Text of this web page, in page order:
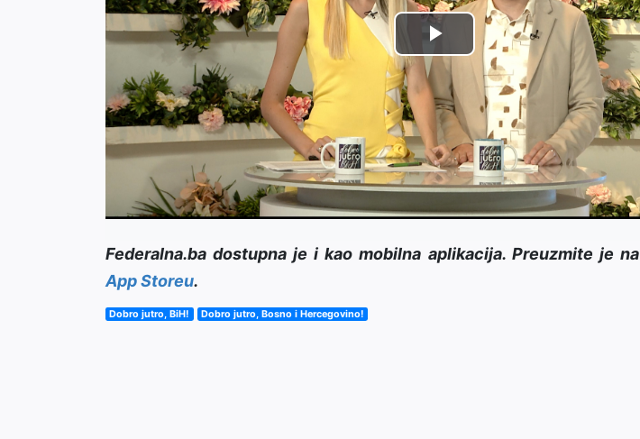
Play
Video
Federalna.ba dostupna je i kao mobilna aplikacija. Preuzmite je na
App Storeu.
Dobro jutro, BiH! Dobro jutro, Bosno i Hercegovino!